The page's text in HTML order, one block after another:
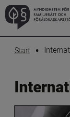
Start